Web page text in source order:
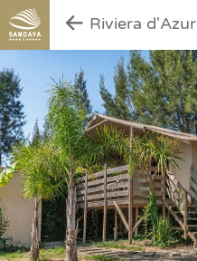
Riviera d'Azur